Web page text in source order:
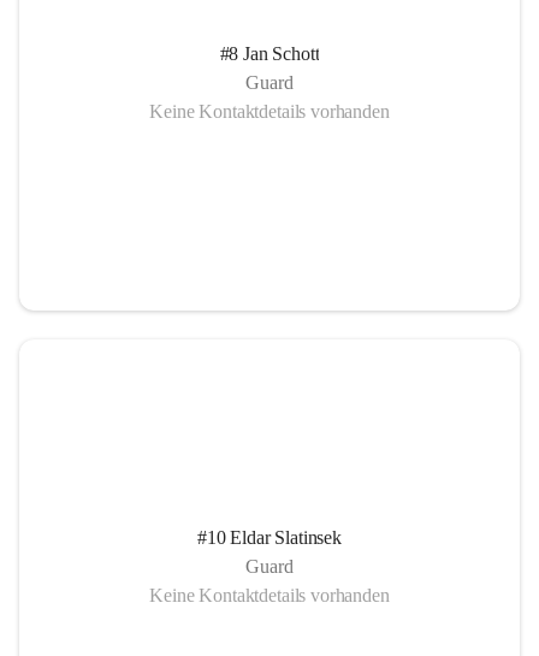
#8 Jan Schott
Guard
Keine Kontaktdetails vorhanden
#10 Eldar Slatinsek
Guard
Keine Kontaktdetails vorhanden